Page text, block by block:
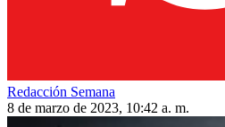
Redacción Semana
8 de marzo de 2023, 10:42 a. m.